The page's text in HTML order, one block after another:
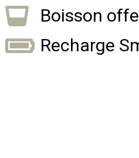
Boisson
Recharge